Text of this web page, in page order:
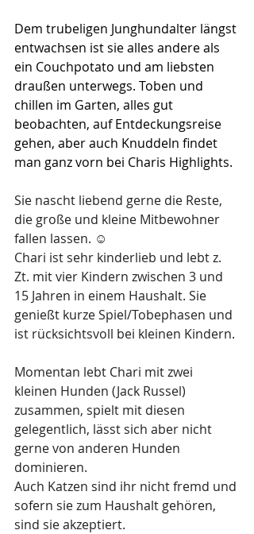
Dem trubeligen Junghundalter längst
entwachsen ist sie alles andere als
ein Couchpotato und am liebsten
draußen unterwegs. Toben und
chillen im Garten, alles gut
beobachten, auf Entdeckungsreise
gehen, aber auch Knuddeln findet
man ganz vorn bei Charis Highlights.
Sie nascht liebend gerne die Reste,
die große und kleine Mitbewohner
fallen lassen. ☺️
Chari ist sehr kinderlieb und lebt z.
Zt. mit vier Kindern zwischen 3 und
15 Jahren in einem Haushalt. Sie
genießt kurze Spiel/Tobephasen und
ist rücksichtsvoll bei kleinen Kindern.
Momentan lebt Chari mit zwei
kleinen Hunden (Jack Russel)
zusammen, spielt mit diesen
gelegentlich, lässt sich aber nicht
gerne von anderen Hunden
dominieren.
Auch Katzen sind ihr nicht fremd und
sofern sie zum Haushalt gehören,
sind sie akzeptiert.